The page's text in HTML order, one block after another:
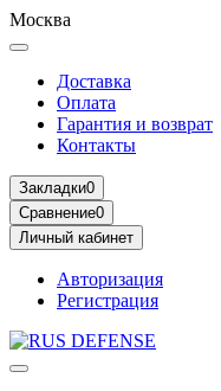
Москва
Доставка
Оплата
Гарантия и возврат
Контакты
Закладки0
Сравнение0
Личный кабинет
Авторизация
Регистрация